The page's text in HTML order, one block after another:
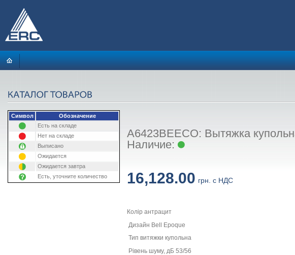
Символ
Обозначение
Есть на складе
Нет на складе
Выписано
Ожидается
Ожидается завтра
Есть, уточните количество
A6423BEECO: Вытяжка
Наличие:
16,128.00 грн. с НДС
Колір антрацит
Дизайн Bell Epoque
Тип витяжки купольна
Рівень шуму, дБ 53/56